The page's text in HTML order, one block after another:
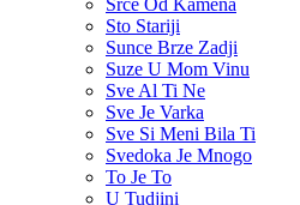
Sto Stariji
Sunce Brze Zadji
Suze U Mom Vinu
Sve Al Ti Ne
Sve Je Varka
Sve Si Meni Bila Ti
Svedoka Je Mnogo
To Je To
U Tudjini